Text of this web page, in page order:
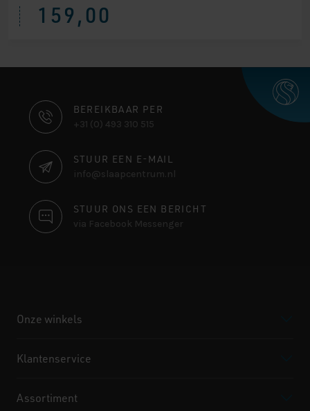
159,00
CONTACT
INFORMATIE
BEREIKBAAR PER
+31 (0) 493 310 515
STUUR EEN E-MAIL
info@slaapcentrum.nl
STUUR ONS EEN BERICHT
via Facebook Messenger
Onze winkels
Klantenservice
Assortiment